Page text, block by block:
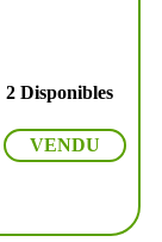
2 Disponibles
VENDU